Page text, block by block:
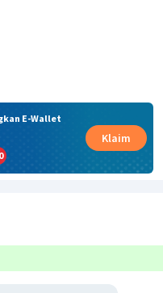
E-Wallet
Klaim